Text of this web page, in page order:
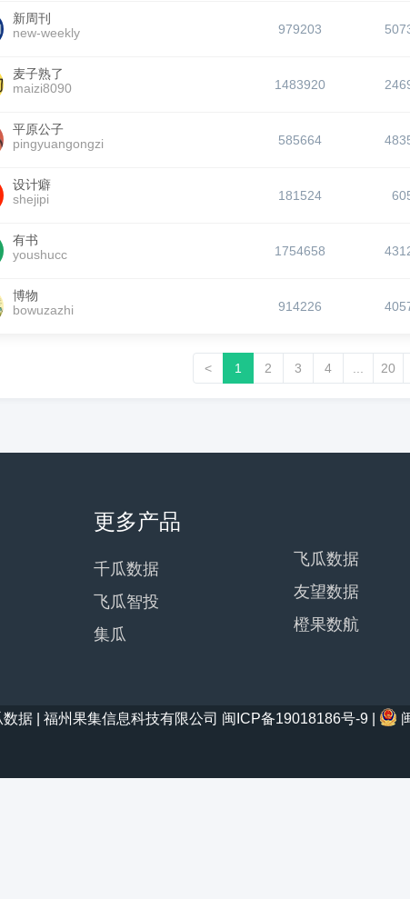
新周刊
new-weekly
979203
麦子熟了
maizi8090
1483920
平原公子
pingyuangongzi
585664
设计癖
shejipi
181524
有书
youshucc
1754658
博物
bowuzazhi
914226
< 1 2 3 4 20
更多产品
千瓜数据
飞瓜智投
集瓜
飞瓜数据
友望数据
橙果数航
据 | 福州果集信息科技有限公司 闽ICP备19018186号-9